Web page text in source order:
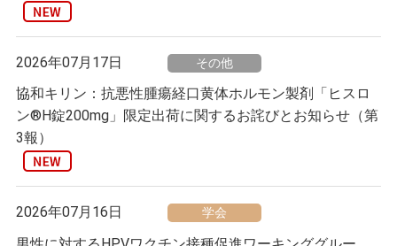
2026年07月17日 その他
協和キリン：抗悪性腫瘍経口黄体ホルモン製剤「ヒスロ
ン®H錠200mg」限定出荷に関するお詫びとお知らせ（第
3報）
2026年07月16日 学会